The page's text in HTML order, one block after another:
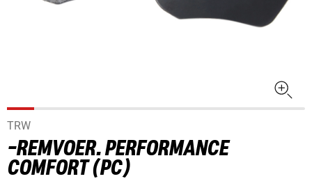
TRW
-REMVOER. PERFORMANCE
COMFORT (PC)